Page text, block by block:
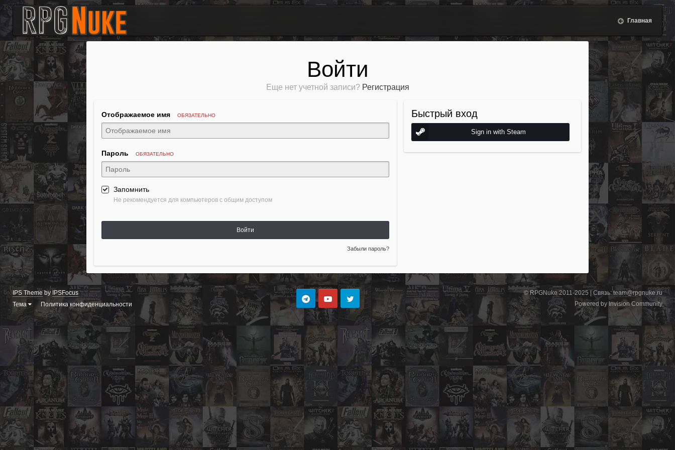
Главная
Войти
Еще нет учетной записи? Регистрация
Отображаемое имя ОБЯЗАТЕЛЬНО
Пароль ОБЯЗАТЕЛЬНО
Запомнить
Не рекомендуется для компьютеров с общим доступом
Войти
Забыли пароль?
Быстрый вход
Sign in with Steam
IPS Themeby IPSFocus
Тема
Политика конфиденциальности
© RPGNuke 2011-2025 | Связь: team@rpgnuke.ru
Powered by Invision Community